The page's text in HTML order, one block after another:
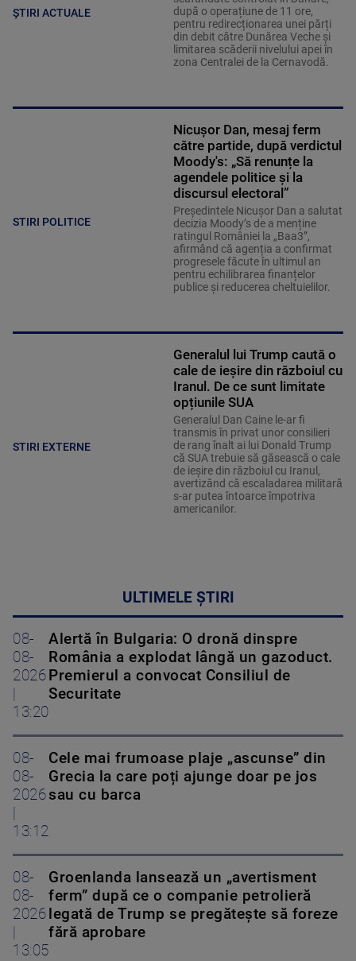
ȘTIRI ACTUALE
după o operațiune de 11 ore,
pentru redirecționarea unei părți
din debit către Dunărea Veche și
limitarea scăderii nivelului apei în
zona Centralei de la Cernavodă.
STIRI POLITICE
Nicușor Dan, mesaj ferm
către partide, după verdictul
Moody's: „Să renunțe la
agendele politice şi la
discursul electoral”
Președintele Nicușor Dan a salutat
decizia Moody’s de a menține
ratingul României la „Baa3”,
afirmând că agenția a confirmat
progresele făcute în ultimul an
pentru echilibrarea finanțelor
publice și reducerea cheltuielilor.
STIRI EXTERNE
Generalul lui Trump caută o
cale de ieșire din războiul cu
Iranul. De ce sunt limitate
opțiunile SUA
Generalul Dan Caine le-ar fi
transmis în privat unor consilieri
de rang înalt ai lui Donald Trump
că SUA trebuie să găsească o cale
de ieșire din războiul cu Iranul,
avertizând că escaladarea militară
s-ar putea întoarce împotriva
americanilor.
ULTIMELE ȘTIRI
08-
08-
2026
13:20
Alertă în Bulgaria: O dronă dinspre
România a explodat lângă un gazoduct.
Premierul a convocat Consiliul de
Securitate
08-
08-
2026
13:12
Cele mai frumoase plaje „ascunse” din
Grecia la care poți ajunge doar pe jos
sau cu barca
08-
08-
2026
13:05
Groenlanda lansează un „avertisment
ferm” după ce o companie petrolieră
legată de Trump se pregătește să foreze
fără aprobare